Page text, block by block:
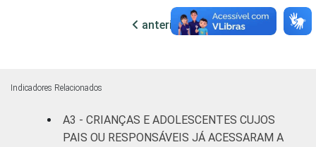
Fundamental
I
95 5
Médio ou
mais
99 1
anterior próxima
Indicadores Relacionados
A3 - CRIANÇAS E ADOLESCENTES CUJOS
PAIS OU RESPONSÁVEIS JÁ ACESSARAM A